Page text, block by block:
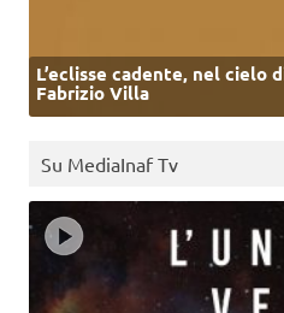
L’eclisse cadente, nel cielo
Fabrizio Villa
Su MediaInaf Tv